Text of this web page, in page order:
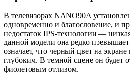
В телевизорах NANO90A
одновременно и благословение, и
недостаток IPS-технологии —
данной модели она редко превышает
означает, что черный цвет на экране
глубоким. В темной сцене он будет
фиолетовым отливом.